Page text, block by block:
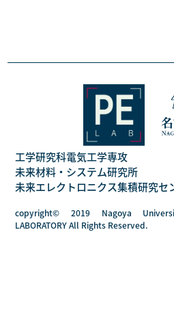
工学研究科電気工学専攻
未来材料・システム研究所
未来エレクトロニクス集積研究セ
copyright© 2019 Nagoya
LABORATORY All Rights Reserved.